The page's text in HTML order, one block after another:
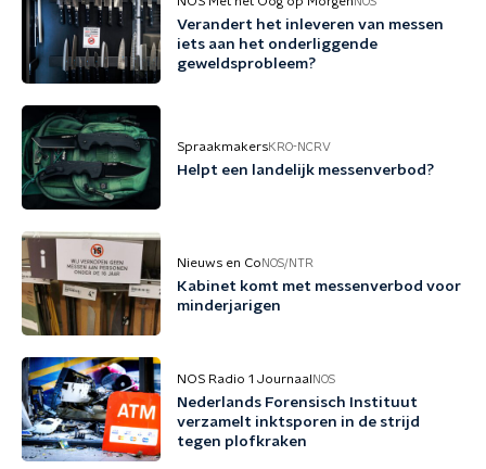
Verandert het inleveren van messen
iets aan het onderliggende
geweldsprobleem?
SpraakmakersKRO-NCRV
Helpt een landelijk messenverbod?
Nieuws en Co NOS/NTR
Kabinet komt met messenverbod voor
minderjarigen
NOS Radio 1 Journaal NOS
Nederlands Forensisch Instituut
verzamelt inktsporen in de strijd
tegen plofkraken